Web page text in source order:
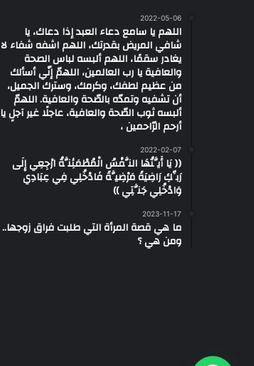
2022-05-06
اللهم يا سامع دعاء العبد إذا دعاك، يا
شافي المريض بقدرتك، اللهم اشفه شفاء لا
يغادر سقمًا، اللهم ألبسه لباس الصحة
والعافية يا رب العالمين، اللهمّ إنّي أسألك
من عظيم لطفك، وكرمك، وسترك الجميل،
أن تشفيه وتمدّه بالصّحة والعافية. اللهمّ
ألبسه ثوب الصّحة والعافية، عاجلًا غير آجلٍ يا
أرحم الرّاحمين ،
2022-02-07
(( يَا أَيَّتُهَا النَّفْسُ الْمُطْمَئِنَّةُ ارْجِعِي إِلَى
رَبِّكِ رَاضِيَةً مَرْضِيَّةً فَادْخُلِي فِي عِبَادِي
وَادْخُلِي جَنَّتِي ))
2023-11-17
ما هي قصة المرأة التي طلبت فراق زوجها..
ومن هي ؟